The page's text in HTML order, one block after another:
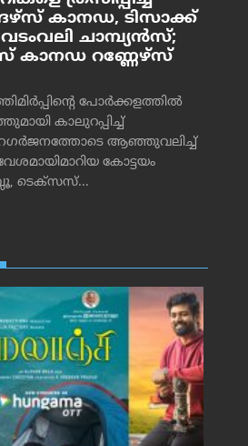
കാനഡ, ടിസാക്ക്
ചാമ്പ്യന്‍സ്;
കാനഡ റണ്ണേഴ്‌സ്
പോര്‍ക്കളത്തില്‍
കാലുറപ്പിച്ച്
ആഞ്ഞുവലിച്ച്
കോട്ടയം
ടെക്‌സസ്...